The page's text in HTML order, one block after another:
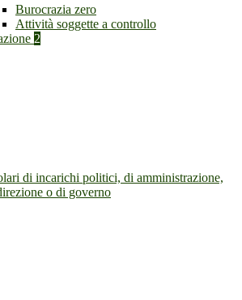
Burocrazia zero
Attività soggette a controllo
2
di incarichi politici, di amministrazione,
o di governo